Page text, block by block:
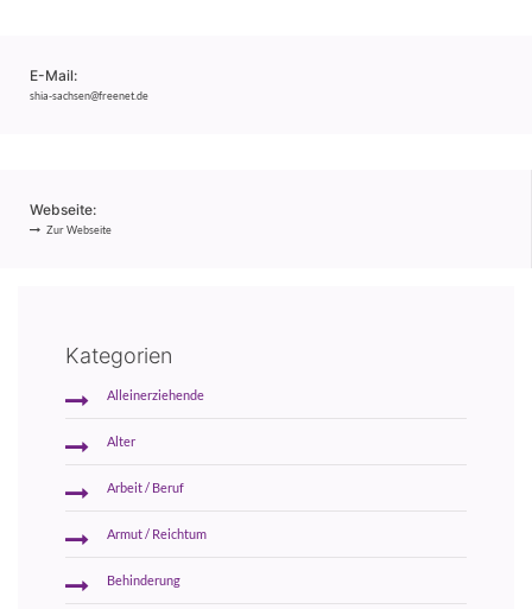
E-Mail:
shia-sachsen@freenet.de
Webseite:
Zur Webseite
Kategorien
Alleinerziehende
Alter
Arbeit / Beruf
Armut / Reichtum
Behinderung